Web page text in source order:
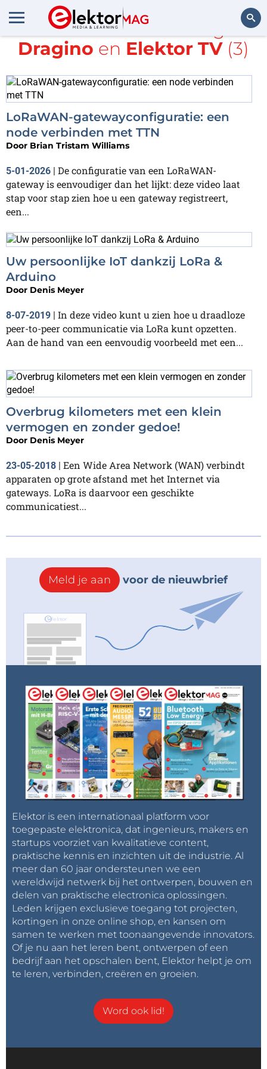
Zoeken
Alle items met de tags
Dragino en Elektor TV(3)
LoRaWAN-gatewayconfiguratie: een
node verbinden met TTN
Door Brian Tristam Williams
5-01-2026 | De configuratie van een LoRaWAN-
gateway is eenvoudiger dan het lijkt: deze video laat
stap voor stap zien hoe u een gateway registreert,
een...
Uw persoonlijke IoT dankzij LoRa &
Arduino
Door Denis Meyer
8-07-2019 | In deze video kunt u zien hoe u draadloze
peer-to-peer communicatie via LoRa kunt opzetten.
Aan de hand van een eenvoudig voorbeeld met een...
Overbrug kilometers met een klein
vermogen en zonder gedoe!
Door Denis Meyer
23-05-2018 | Een Wide Area Network (WAN) verbindt
apparaten op grote afstand met het Internet via
gateways. LoRa is daarvoor een geschikte
communicatiest...
Meld je aan voor de nieuwbrief
Elektor is een internationaal platform voor
toegepaste elektronica, dat ingenieurs, makers en
startups voorziet van kwalitatieve content,
praktische kennis en inzichten uit de industrie. Al
meer dan 60 jaar ondersteunen we een
wereldwijd netwerk bij het ontwerpen, bouwen en
delen van praktische electronica oplossingen.
Leden krijgen exclusieve toegang tot projecten,
kortingen in onze online shop, en kansen om
samen te werken met toonaangevende innovators.
Of je nu aan het leren bent, ontwerpen of een
bedrijf aan het opschalen bent, Elektor helpt je om
te leren, verbinden, creëren en groeien.
Word ook lid!